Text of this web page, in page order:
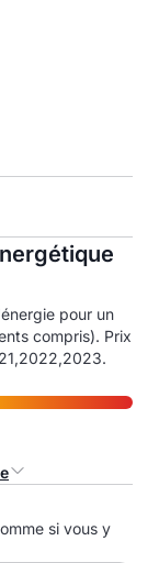
pour un
compris). Prix
si vous y